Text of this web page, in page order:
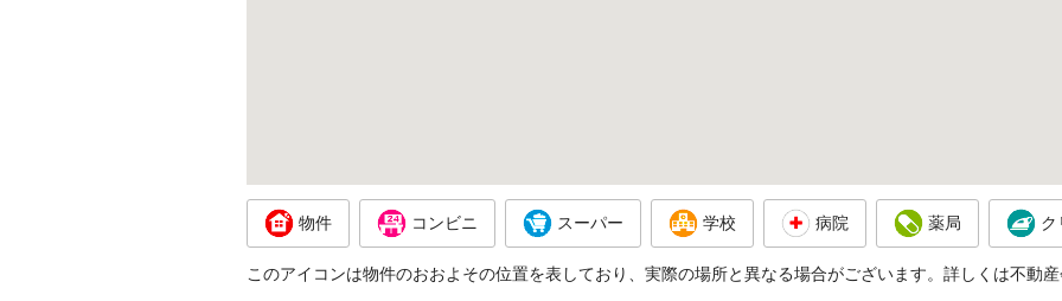
物件 コンビニ スーパー 学校 病院 薬局 ク
このアイコンは物件のおおよその位置を表しており、実際の場所と異なる場合がございます。詳しくは不動